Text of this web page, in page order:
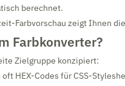
berechnet.
Farbvorschau zeigt Ihnen
Farbkonverter?
Zielgruppe konzipiert:
HEX-Codes für CSS-